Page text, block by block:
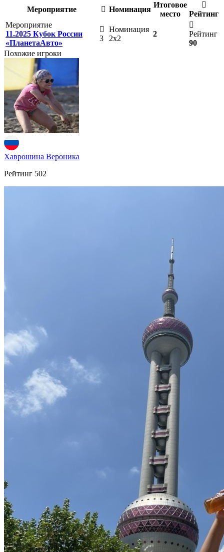
Мероприятие Номинация
Итоговое
место
Рейтинг
Мероприятие
11.2025 Кубок России
«ПланетаАвто»
3
Номинация
2х2
2
Рейтинг
90
Похожие игроки
Хаврошина Вероника
Рейтинг 502